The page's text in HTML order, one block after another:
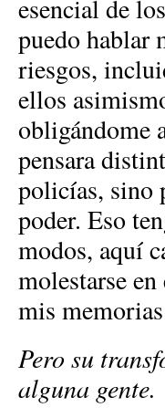
esencial de
puedo hablar
riesgos,
ellos
obligándome
pensara
policías, sino
poder. Eso
modos, aquí
molestarse
mis
Pero su
alguna gente.